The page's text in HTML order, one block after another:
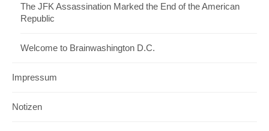
The JFK Assassination Marked the End of the American
Republic
Welcome to Brainwashington D.C.
Impressum
Notizen